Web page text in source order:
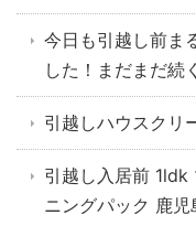
今日も引越し前ま
した！まだまだ続
引越しハウスクリ
引越し入居前 1ldk
ニングパック 鹿